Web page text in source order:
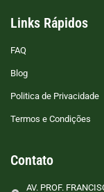
Links Rápidos
FAQ
Blog
Politica de Privacidade
Termos e Condições
Contato
AV. PROF.